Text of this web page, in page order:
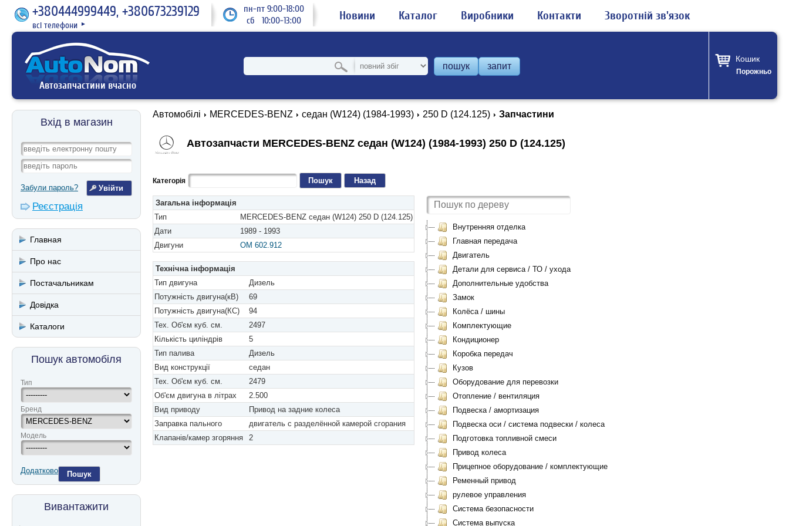
+380444999449, +380673239129
всі телефони ►
пн-пт 9:00-18:00
сб 10:00-13:00
Новини Каталог Виробники Контакти Зворотній зв'язок
Автозапчастини вчасно
пошук запит
Кошик
Порожньо
Вхід в магазин
Забули пароль?
Реєстрація
Главная
Про нас
Постачальникам
Довідка
Каталоги
Пошук автомобіля
Тип
Бренд
Модель
Додатково Пошук
Вивантажити
Автомобілі MERCEDES-BENZ седан (W124) (1984-1993) 250 D (124.125) Запчастини
Автозапчасти MERCEDES-BENZ седан (W124) (1984-1993) 250 D (124.125)
Категорія Назад
Загальна інформація
Тип
MERCEDES-BENZ седан (W124) 250 D (124.125)
Дати
1989 - 1993
Двигуни
OM 602.912
Технічна інформація
Тип двигуна
Дизель
Потужність двигуна(кВ)
69
Потужність двигуна(КС)
94
Тех. Об'єм куб. см.
2497
Кількість циліндрів
5
Тип палива
Дизель
Вид конструкції
седан
Тех. Об'єм куб. см.
2479
Об'єм двигуна в літрах
2.500
Вид приводу
Привод на задние колеса
Заправка пального
двигатель с разделённой камерой сгорания
Клапанів/камер згоряння
2
Внутренняя отделка
Главная передача
Двигатель
Детали для сервиса / ТО / ухода
Дополнительные удобства
Замок
Колёса / шины
Комплектующие
Кондиционер
Коробка передач
Кузов
Оборудование для перевозки
Отопление / вентиляция
Подвеска / амортизация
Подвеска оси / система подвески / колеса
Подготовка топливной смеси
Привод колеса
Прицепное оборудование / комплектующие
Ременный привод
рулевое управления
Система безопасности
Система выпуска